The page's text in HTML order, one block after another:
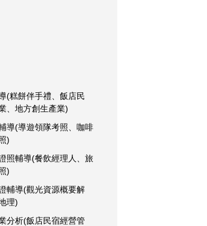
(糕餅伴手禮、飯店民
、地方創生產業)
導(導遊領隊考照、咖啡
)
照輔導(餐飲經理人、旅
)
輔導(觀光資源概要解
理)
分析(飯店民宿經營管